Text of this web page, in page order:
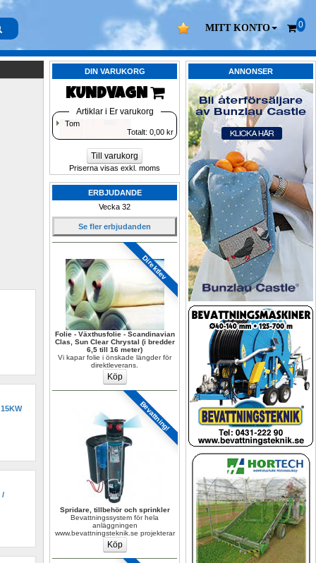
MITT KONTO 0
ANNONSER
DIN VARUKORG
KUNDVAGN
Artiklar i Er varukorg
Tom
Totalt: 0,00 kr
Till varukorg
Priserna visas exkl. moms
ERBJUDANDE
Vecka 32
Se fler erbjudanden
Direktlev
Folie - Växthusfolie - Scandinavian
Clas, Sun Clear Chrystal (i bredder
6,5 till 16 meter)
Vi kapar folie i önskade längder för
direktleverans.
Bevattning!
Spridare, tillbehör och sprinkler
Bevattningssystem för hela
anläggningen
www.bevattningsteknik.se projekterar
/